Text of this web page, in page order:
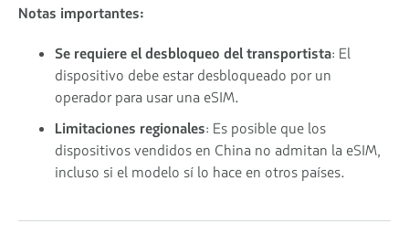
Notas importantes:
Se requiere el desbloqueo del transportista: El
dispositivo debe estar desbloqueado por un
operador para usar una eSIM.
Limitaciones regionales: Es posible que los
dispositivos vendidos en China no admitan la eSIM,
incluso si el modelo sí lo hace en otros países.